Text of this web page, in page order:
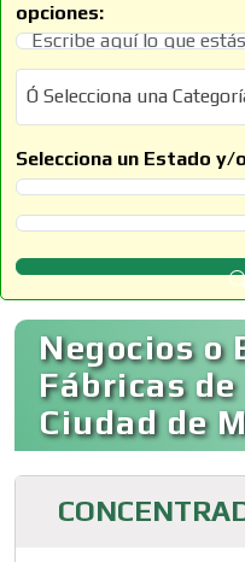
opciones:
Ó Selecciona una Categoría
Ó Selecciona una
Selecciona un Estado y/
Selecciona un Estado
Selecciona un Municipio
Negocios o
Fábricas
Ciudad de